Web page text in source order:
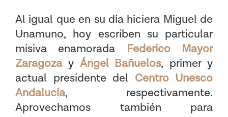
Al igual que en su día hiciera Miguel de
Unamuno, hoy escriben su particular
misiva enamorada Federico Mayor
Zaragoza y Ángel Bañuelos, primer y
actual presidente del Centro Unesco
Andalucía, respectivamente.
Aprovechamos también para